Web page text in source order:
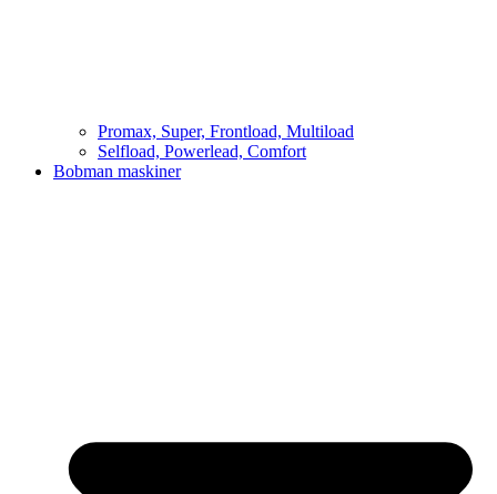
Promax, Super, Frontload, Multiload
Selfload, Powerlead, Comfort
Bobman maskiner